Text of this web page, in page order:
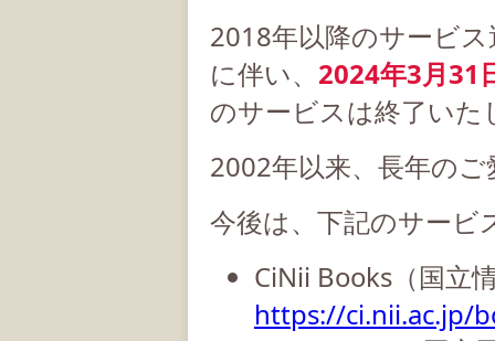
2018年以降のサービ
に伴い、 2024年3月31
のサービスは終了いた
2002年以来、長年の
今後は、下記のサービ
CiNii Books（国立
https://ci.nii.ac.jp/